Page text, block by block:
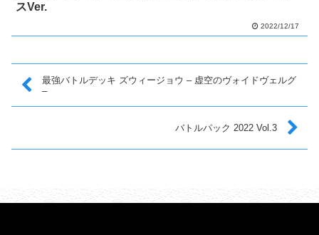
スVer.
2022/12/17
最強バトルデッキ ズウィージョウ – 虚空のヴォイドヴェルグ
–
バトルパック 2022 Vol.3